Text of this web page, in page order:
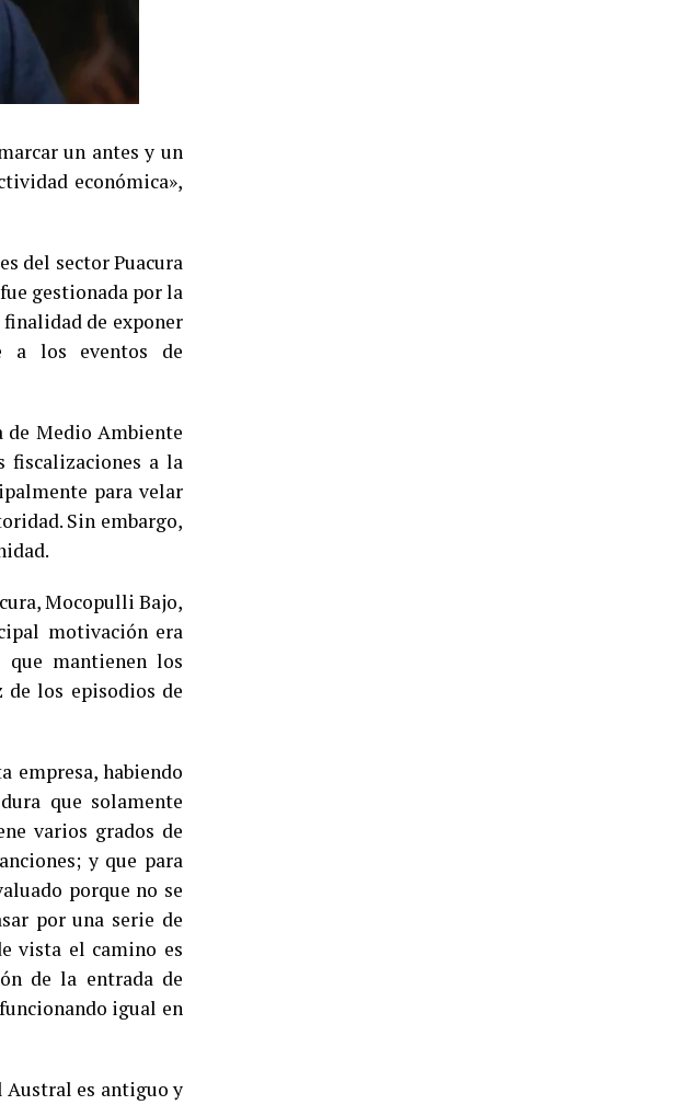
un antes y un
económica»,
del sector Puacura
gestionada por la
de exponer
a los eventos de
Medio Ambiente
fiscalizaciones a la
para velar
Sin embargo,
Mocopulli Bajo,
motivación era
que mantienen los
de los episodios de
empresa, habiendo
que solamente
varios grados de
y que para
porque no se
por una serie de
vista el camino es
de la entrada de
igual en
Austral es antiguo y